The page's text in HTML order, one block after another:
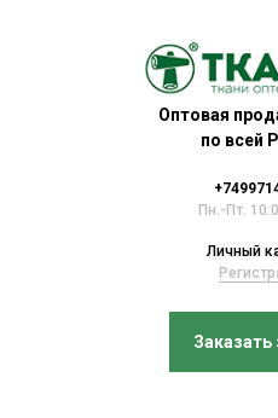
Оптовая
по всей
Пн.-Пт.
Личный
Заказать